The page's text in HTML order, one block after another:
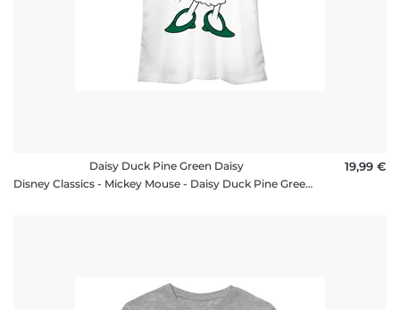
Daisy Duck Pine Green Daisy
Disney Classics - Mickey Mouse - Daisy Duck Pine Green Daisy - Christmas - Femme T-shirt
19,99 €